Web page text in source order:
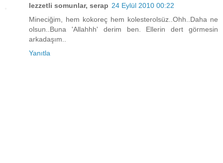
lezzetli somunlar, serap 24 Eylül 2010 00:22
Mineciğim, hem kokoreç hem kolesterolsüz..Ohh..Daha ne
olsun..Buna 'Allahhh' derim ben. Ellerin dert görmesin
arkadaşım..
Yanıtla